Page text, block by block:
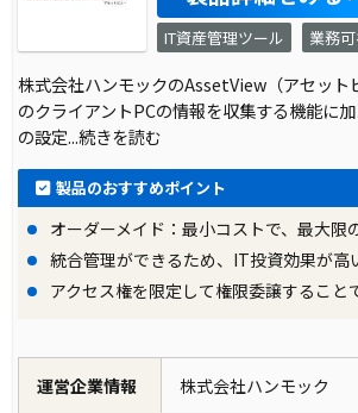
IT資産管理ツール 業務
株式会社ハンモックのAssetView（アセット
のクライアントPCの情報を収集する機能に
の設定...続きを読む
製品のおすすめポイント
オーダーメイド：最小コストで、最大限
統合管理ができるため、IT投資効果が高
アクセス権を限定して権限委譲すること
運営企業情報 株式会社ハンモック